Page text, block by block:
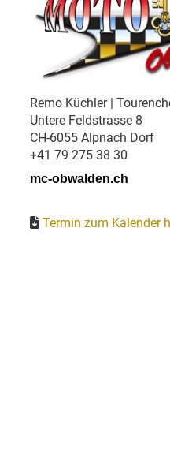
Remo Küchler |
Untere Feldstrasse 8
CH-6055 Alpnach Dorf
+41 79 275 38 30
mc-obwalden.ch
Termin zum Kalender